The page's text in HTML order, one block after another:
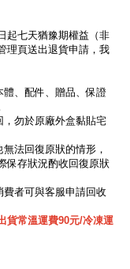
起七天猶豫期權益（非
理頁送出退貨申請，我
體、配件、贈品、保證
，勿於原廠外盒黏貼宅
法回復原狀的情形，
保存狀況酌收回復原狀
者可與客服申請回收
貨常溫運費90元/冷凍運